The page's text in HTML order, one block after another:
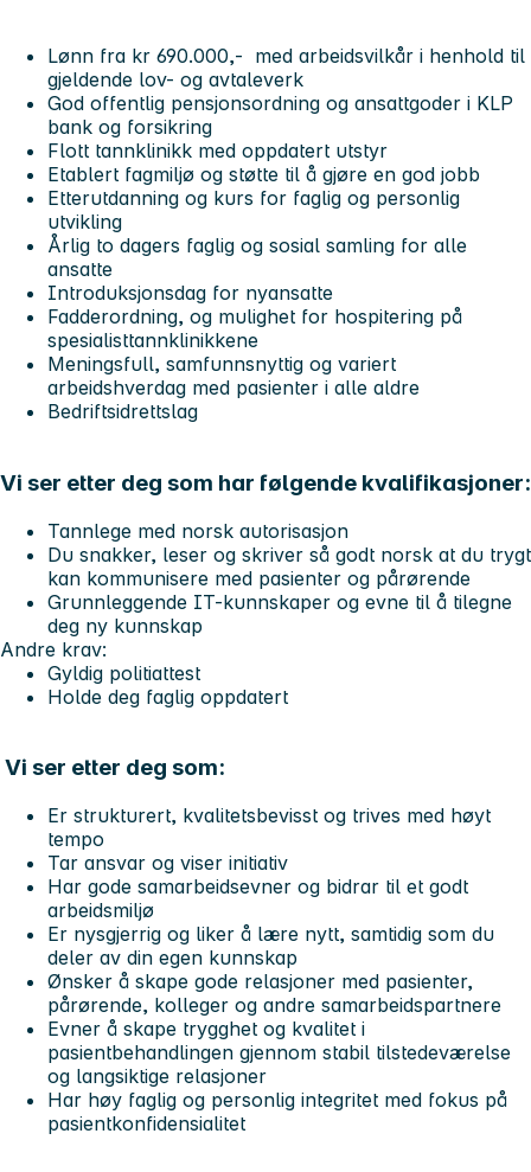
Lønn fra kr 690.000,- med arbeidsvilkår i henhold til
gjeldende lov- og avtaleverk
God offentlig pensjonsordning og ansattgoder i KLP
bank og forsikring
Flott tannklinikk med oppdatert utstyr
Etablert fagmiljø og støtte til å gjøre en god jobb
Etterutdanning og kurs for faglig og personlig
utvikling
Årlig to dagers faglig og sosial samling for alle
ansatte
Introduksjonsdag for nyansatte
Fadderordning, og mulighet for hospitering på
spesialisttannklinikkene
Meningsfull, samfunnsnyttig og variert
arbeidshverdag med pasienter i alle aldre
Bedriftsidrettslag
Vi ser etter deg som har følgende kvalifikasjoner:
Tannlege med norsk autorisasjon
Du snakker, leser og skriver så godt norsk at du trygt
kan kommunisere med pasienter og pårørende
Grunnleggende IT-kunnskaper og evne til å tilegne
deg ny kunnskap
Andre krav:
Gyldig politiattest
Holde deg faglig oppdatert
Vi ser etter deg som:
Er strukturert, kvalitetsbevisst og trives med høyt
tempo
Tar ansvar og viser initiativ
Har gode samarbeidsevner og bidrar til et godt
arbeidsmiljø
Er nysgjerrig og liker å lære nytt, samtidig som du
deler av din egen kunnskap
Ønsker å skape gode relasjoner med pasienter,
pårørende, kolleger og andre samarbeidspartnere
Evner å skape trygghet og kvalitet i
pasientbehandlingen gjennom stabil tilstedeværelse
og langsiktige relasjoner
Har høy faglig og personlig integritet med fokus på
pasientkonfidensialitet